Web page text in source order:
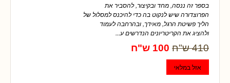
בספר זה ננסה, מחד ובקיצור, להסביר את
הפרוצדורה שיש לנקוט בה כדי להיכנס למסלול של
הליך פשיטת הרגל, מאידך, ובהרחבה לעמוד
ולהציג את הקריטריונים הנדרשים ע...
410 ש"ח 100 ש"ח